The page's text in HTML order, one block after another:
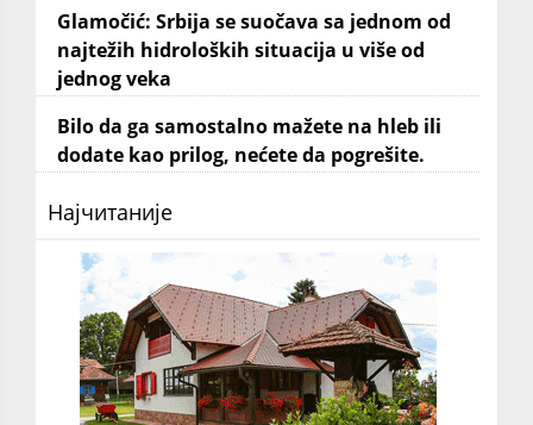
Glamočić: Srbija se suočava sa jednom od
najtežih hidroloških situacija u više od
jednog veka
Bilo da ga samostalno mažete na hleb ili
dodate kao prilog, nećete da pogrešite.
Најчитаније